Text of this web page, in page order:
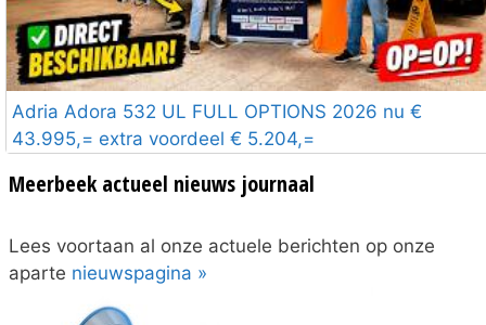
Adria Adora 532 UL FULL OPTIONS 2026 nu €
43.995,= extra voordeel € 5.204,=
Meerbeek actueel nieuws journaal
Lees voortaan al onze actuele berichten op onze
aparte nieuwspagina »